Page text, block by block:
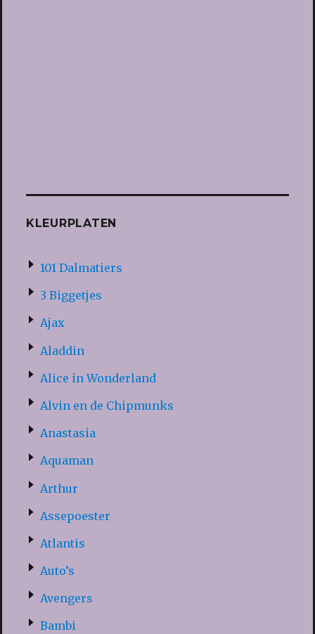
KLEURPLATEN
101 Dalmatiers
3 Biggetjes
Ajax
Aladdin
Alice in Wonderland
Alvin en de Chipmunks
Anastasia
Aquaman
Arthur
Assepoester
Atlantis
Auto’s
Avengers
Bambi